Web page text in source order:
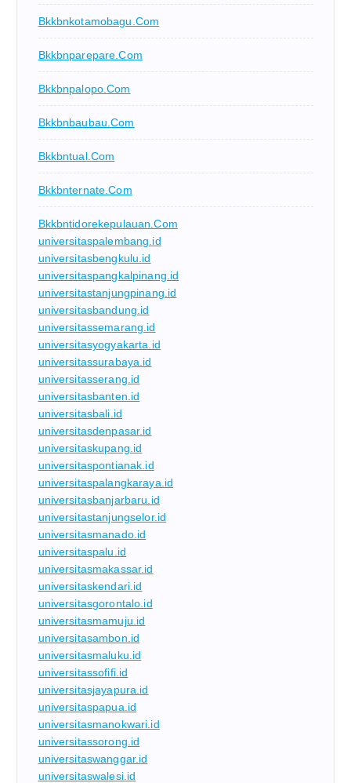
Bkkbnkotamobagu.com
Bkkbnparepare.com
Bkkbnpalopo.com
Bkkbnbaubau.com
Bkkbntual.com
Bkkbnternate.com
Bkkbntidorekepulauan.com
universitaspalembang.id
universitasbengkulu.id
universitaspangkalpinang.id
universitastanjungpinang.id
universitasbandung.id
universitassemarang.id
universitasyogyakarta.id
universitassurabaya.id
universitasserang.id
universitasbanten.id
universitasbali.id
universitasdenpasar.id
universitaskupang.id
universitaspontianak.id
universitaspalangkaraya.id
universitasbanjarbaru.id
universitastanjungselor.id
universitasmanado.id
universitaspalu.id
universitasmakassar.id
universitaskendari.id
universitasgorontalo.id
universitasmamuju.id
universitasambon.id
universitasmaluku.id
universitassofifi.id
universitasjayapura.id
universitaspapua.id
universitasmanokwari.id
universitassorong.id
universitaswanggar.id
universitaswalesi.id